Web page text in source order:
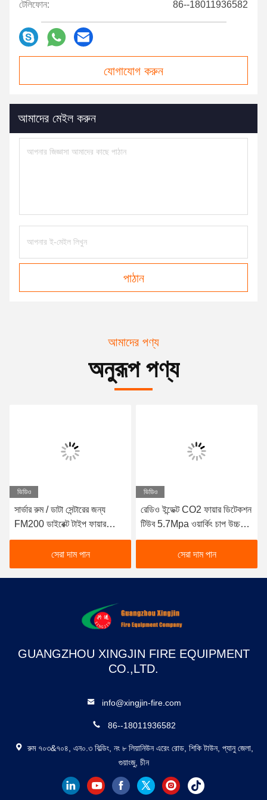
টেলিফোন: 86--18011936582
যোগাযোগ করুন
আমাদের মেইল ​​করুন
পাঠান
আমাদের পণ্য
অনুরূপ পণ্য
ভিডিও
সার্ভার রুম / ডাটা সেন্টারের জন্য
FM200 ডাইরেক্ট টাইপ ফায়ার
ডিটেকশন টিউব একক জোন
সেরা দাম পান
ভিডিও
রেডিও ইন্ডেক্ট CO2 ফায়ার ডিটেকশন
টিউব 5.7Mpa ওয়ার্কিং চাপ উচ্চ
মানের সস্তা দাম
সেরা দাম পান
GUANGZHOU XINGJIN FIRE EQUIPMENT
CO.,LTD.
info@xingjin-fire.com
86--18011936582
রুম ৭০৩&৭০৪, এন০.৩ বিল্ডিং, নং ৮ লিয়ানিউন এরেং রোড, শিকি টাউন, প্যানু জেলা,
গুয়াংজু, চীন